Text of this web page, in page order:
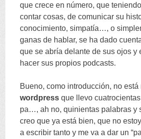
que crece en número,que
contar cosas,de comunicar su
conocimiento,simpatía…,o
ganas de hablar,se ha dado
que se abría delante de sus ojos y
hacer sus propios podcasts.
Bueno,como introducción, no está
wordpress que llevo
pa…,ah no,quinientas palabras y
creo que ya está bien,que no
a escribir tanto y me va a dar un “